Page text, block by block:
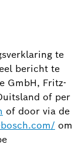
te
bericht te
GmbH, Fritz-
of per
of door via de
om